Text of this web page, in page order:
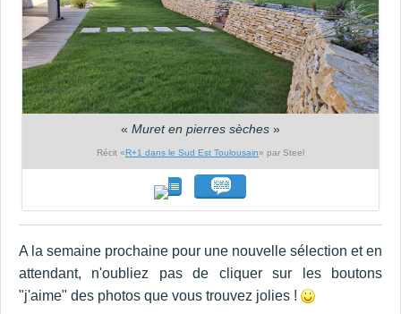
« Muret en pierres sèches »
Récit «R+1 dans le Sud Est Toulousain» par Steel
A la semaine prochaine pour une nouvelle sélection et en
attendant, n'oubliez pas de cliquer sur les boutons
"j'aime" des photos que vous trouvez jolies !